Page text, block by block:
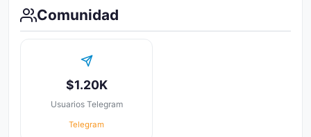
Comunidad
$1.20K
Usuarios Telegram
Telegram